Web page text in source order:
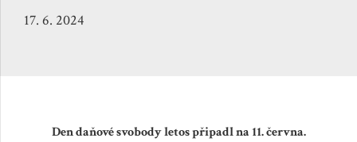
17. 6. 2024
Den daňové svobody letos připadl na 11. června.